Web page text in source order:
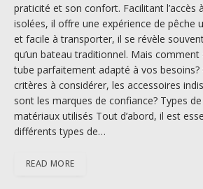
praticité et son confort. Facilitant l’accès
isolées, il offre une expérience de pêche
et facile à transporter, il se révèle
qu’un bateau traditionnel. Mais
tube parfaitement adapté à vos besoins?
critères à considérer, les accessoires
sont les marques de confiance? Types
matériaux utilisés Tout d’abord, il est
différents types de…
READ MORE